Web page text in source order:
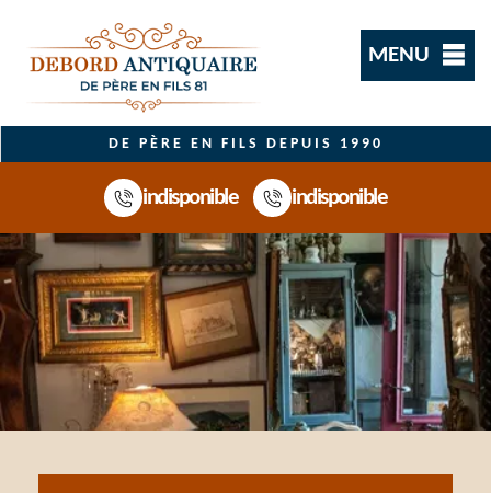
MENU
DE PÈRE EN FILS DEPUIS 1990
indisponible indisponible